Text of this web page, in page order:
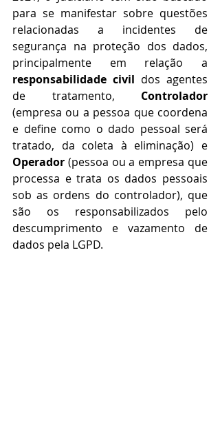
para se manifestar sobre questões
relacionadas a incidentes de
segurança na proteção dos dados,
responsabilidade civil dos agentes
de tratamento, Controlador
(empresa ou a pessoa que coordena
e define como o dado pessoal será
Operador (pessoa ou a empresa que
processa e trata os dados pessoais
sob as ordens do controlador), que
são os responsabilizados pelo
descumprimento e vazamento de
dados pela LGPD.